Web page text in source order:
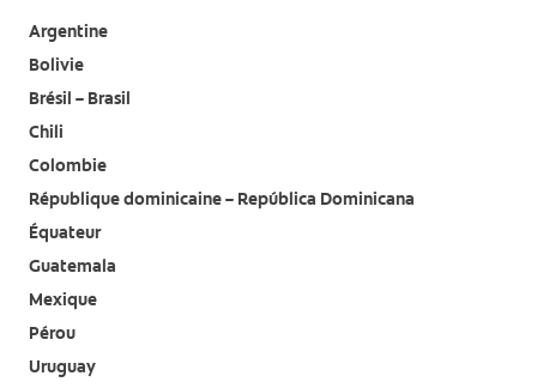
Argentine
Bolivie
Brésil – Brasil
Chili
Colombie
République dominicaine – República Dominicana
Équateur
Guatemala
Mexique
Pérou
Uruguay